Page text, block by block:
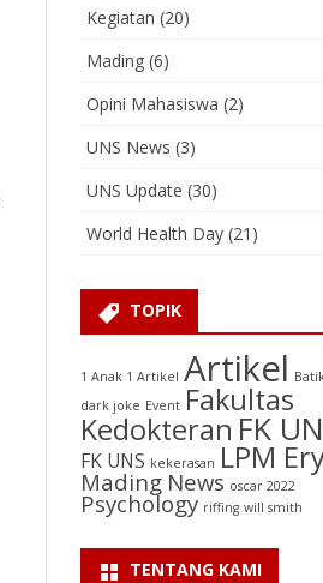
Kegiatan (20)
Mading(6)
Opini Mahasiswa (2)
UNS News (3)
UNS Update (30)
World Health Day(21)
TOPIK
1 Anak 1 Artikel Artikel
dark joke Event Fakultas
Kedokteran FK
FK UNS kekerasan LPM
Mading News oscar 2022
Psychology riffing will smith
TENTANG KAMI